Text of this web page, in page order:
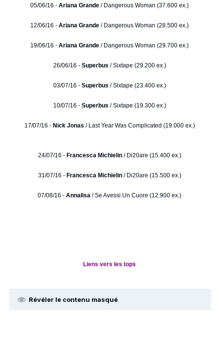
05/06/16 - Ariana Grande / Dangerous Woman (37.600 ex.)
12/06/16 - Ariana Grande / Dangerous Woman (28.500 ex.)
19/06/16 - Ariana Grande / Dangerous Woman (29.700 ex.)
26/06/16 - Superbus / Sixtape (29.200 ex.)
03/07/16 - Superbus / Sixtape (23.400 ex.)
10/07/16 - Superbus / Sixtape (19.300 ex.)
17/07/16 - Nick Jonas / Last Year Was Complicated (19.000 ex.)
24/07/16 - Francesca Michielin/ Di20are (15.400 ex.)
31/07/16 - Francesca Michielin/ Di20are (15.500 ex.)
07/08/16 - Annalisa / Se Avessi Un Cuore (12.900 ex.)
Liens vers les tops
Révéler le contenu masqué